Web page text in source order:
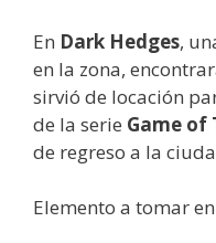
En Dark Hedges,
en la zona,
sirvió de locación
de la serie Game of
de regreso a la
Elemento a tomar